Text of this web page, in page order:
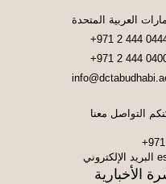
+971 2 444
+971 2 444
التواصل معنا
البريد الإلكتروني
الأخبارية